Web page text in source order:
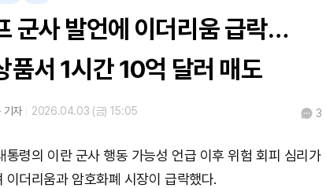
군사 발언에 이더리움 급락…
품서 1시간 10억 달러 매도
기자 2026.04.03 (금) 15:05 3
통령의 이란 군사 행동 가능성 언급 이후 위험 회피 심리가
이더리움과 암호화폐 시장이 급락했다.